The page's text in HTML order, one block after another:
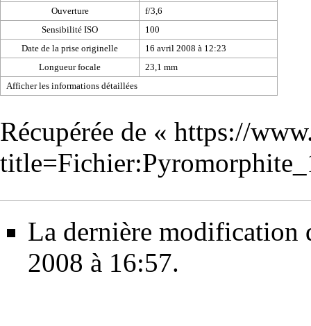
Ouverture
f/3,6
Sensibilité ISO
100
Date de la prise originelle
16 avril 2008 à 12:23
Longueur focale
23,1 mm
Afficher les informations détaillées
Récupérée de « https://
La dernière modification
2008 à 16:57.